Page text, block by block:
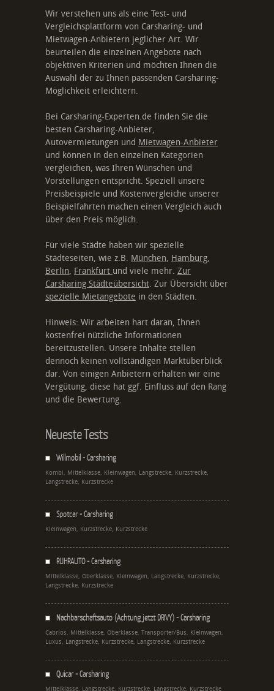
Wir verstehen uns als eine Test- und
Vergleichsplattform von Carsharing- und
Mietwagen-Anbietern jeglicher Art. Wir
beurteilen die einzelnen Angebote nach
objektiven Kriterien und möchten Ihnen die
Auswahl der zu Ihnen passenden Carsharing-
Möglichkeit erleichtern.
Bei Carsharing-Experten.de finden Sie die
besten Carsharing-Anbieter,
Autovermietungen und Mietwagen-Anbieter
und können in den einzelnen Kategorien
vergleichen, was Ihren Wünschen und
Vorstellungen entspricht. Speziell unsere
Preisbeispiele und Kostenvergleiche unserer
Beispielfahrten machen einen Vergleich auch
über den Preis möglich.
Für viele Städte haben wir spezielle
Städteseiten, wie z.B. München, Hamburg,
Berlin, Frankfurt und viele mehr. Zur
Carsharing Städteübersicht. Zur Übersicht über
spezielle Mietangebote in den Städten.
Hinweis: Wir arbeiten hart daran, Ihnen
kostenfrei nützliche Informationen
bereitzustellen. Unsere Inhalte stellen
dennoch keinen vollständigen Marktüberblick
dar. Von einigen Anbietern erhalten wir eine
Vergütung, diese hat ggf. Einfluss auf den Rang
und die Bewertung.
Neueste Tests
Willmobil - Carsharing
Kombi, Mittelklasse, Kleinwagen, Langstrecke, Kurzstrecke,
Langstrecke, Kurzstrecke
Spotcar - Carsharing
Kleinwagen, Kurzstrecke, Kurzstrecke
RUHRAUTO - Carsharing
Mittelklasse, Oberklasse, Kleinwagen, Langstrecke, Kurzstrecke,
Langstrecke, Kurzstrecke
Nachbarschaftsauto (Achtung jetzt DRIVY) - Carsharing
Cabrios, Mittelklasse, Oberklasse, Transporter/Bus, Kleinwagen,
Luxus, Langstrecke, Kurzstrecke, Langstrecke, Kurzstrecke
Quicar - Carsharing
Mittelklasse, Langstrecke, Kurzstrecke, Langstrecke, Kurzstrecke